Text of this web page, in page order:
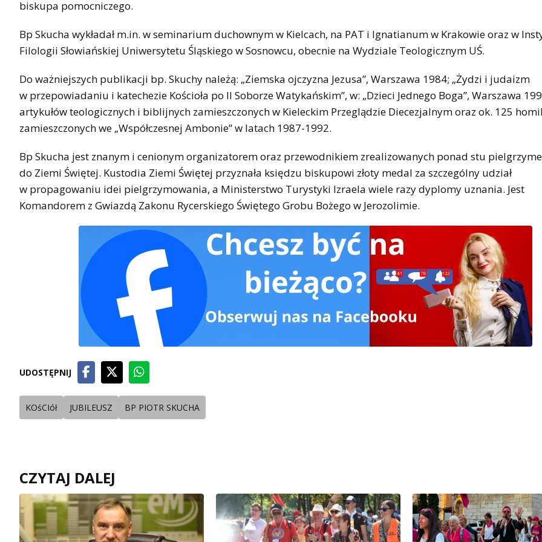
biskupa pomocniczego.
Bp Skucha wykładał m.in. w seminarium duchownym w Kielcach, na PAT i Ignatianum w Krakowie oraz w
Filologii Słowiańskiej Uniwersytetu Śląskiego w Sosnowcu, obecnie na Wydziale Teologicznym UŚ.
Do ważniejszych publikacji bp. Skuchy należą: „Ziemska ojczyzna Jezusa”, Warszawa 1984; „Żydzi i judaizm
w przepowiadaniu i katechezie Kościoła po II Soborze Watykańskim”, w: „Dzieci Jednego Boga”, Warszawa
artykułów teologicznych i biblijnych zamieszczonych w Kieleckim Przeglądzie Diecezjalnym oraz ok. 125
zamieszczonych we „Współczesnej Ambonie” w latach 1987-1992.
Bp Skucha jest znanym i cenionym organizatorem oraz przewodnikiem zrealizowanych ponad stu
do Ziemi Świętej. Kustodia Ziemi Świętej przyznała księdzu biskupowi złoty medal za szczególny udział
w propagowaniu idei pielgrzymowania, a Ministerstwo Turystyki Izraela wiele razy dyplomy uznania. Jest
Komandorem z Gwiazdą Zakonu Rycerskiego Świętego Grobu Bożego w Jerozolimie.
UDOSTĘPNIJ
KOśCIół JUBILEUSZ BP PIOTR SKUCHA
CZYTAJ DALEJ